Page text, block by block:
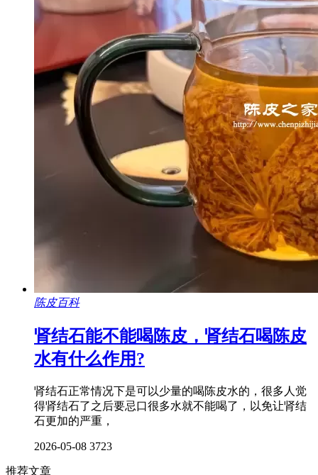
陈皮百科
肾结石能不能喝陈皮，肾结石喝陈皮
水有什么作用?
肾结石正常情况下是可以少量的喝陈皮水的，很多人觉
得肾结石了之后要忌口很多水就不能喝了，以免让肾结
石更加的严重，
2026-05-08 3723
推荐文章